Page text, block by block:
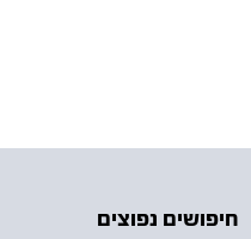
חיפושים נפוצים